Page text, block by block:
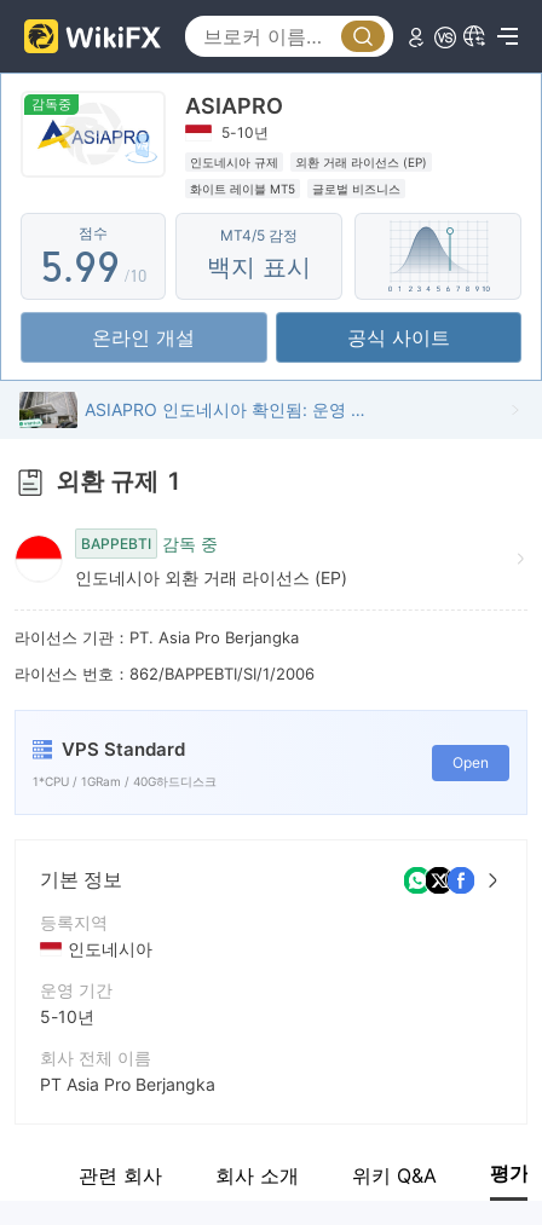
감독중 ASIAPRO
5-10년
인도네시아 규제
외환 거래 라이선스 (EP)
화이트 레이블 MT5
글로벌 비즈니스
점수
0
1
2
4
5
6
7
8
9
.
4
5
6
8
9
4
5
6
8
9 /10
MT4/5 감정
백지 표시
온라인 개설 공식 사이트
ASIAPRO 인도네시아 확인됨: 운영 사무실 확인됨
외환 규제 1
BAPPEBTI
감독 중
인도네시아 외환 거래 라이선스 (EP)
라이선스 기관：PT. Asia Pro Berjangka
라이선스 번호：862/BAPPEBTI/SI/1/2006
VPS Standard
1*CPU / 1GRam / 40G하드디스크
Open
기본 정보
등록지역
인도네시아
운영 기간
5-10년
회사 전체 이름
PT Asia Pro Berjangka
관련 회사 회사 소개 위키 Q&A 평가